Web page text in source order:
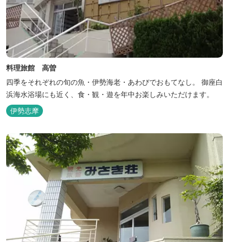
料理旅館 高曽
四季をそれぞれの旬の魚・伊勢海老・あわびでおもてなし。 御座白
浜海水浴場にも近く、食・観・遊を年中お楽しみいただけます。
伊勢志摩